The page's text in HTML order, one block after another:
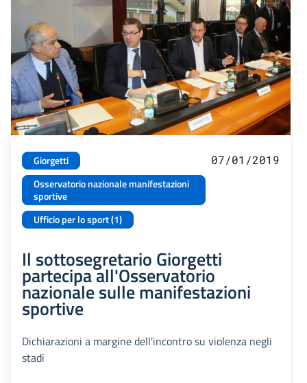
Giorgetti
Osservatorio nazionale manifestazioni
sportive
Ufficio per lo sport (1)
07/01/2019
Il sottosegretario Giorgetti
partecipa all'Osservatorio
nazionale sulle manifestazioni
sportive
Dichiarazioni a margine dell'incontro su violenza negli
stadi